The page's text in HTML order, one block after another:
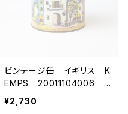
ビンテージ缶 イギリス K
EMPS 20011104006
アンティーク缶 tin缶 紅
茶缶 ビスケット缶 ブリ
¥2,730